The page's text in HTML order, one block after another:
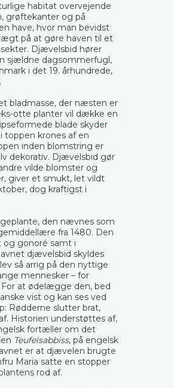
habitat overvejende
grøftekanter og på
have, hvor man bevidst
på at gøre haven til et
Djævelsbid hører
sjældne dagsommerfugl,
i det 19. århundrede,
bladmasse, der næsten er
otte planter vil dække en
blade skyder
toppen krones af en
inden blomstring er
dekorativ. Djævelsbid gør
vilde blomster og
giver et smukt, let vildt
dog kraftigst i
den nævnes som
fra 1480. Den
og gonoré samt i
djævelsbid skyldes
så arrig på den nyttige
mennesker – for
at ødelægge den, bed
vist og kan ses ved
Rødderne slutter brat,
Historien understøttes af,
fortæller om det
Teufelsabbiss, på engelsk
er at djævelen brugte
Maria satte en stopper
rod af.